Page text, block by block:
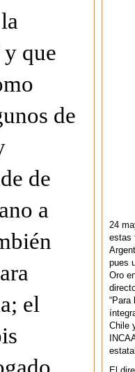
y que
de
de
a
el
24
estas
pues
Oro
“Para
Chile